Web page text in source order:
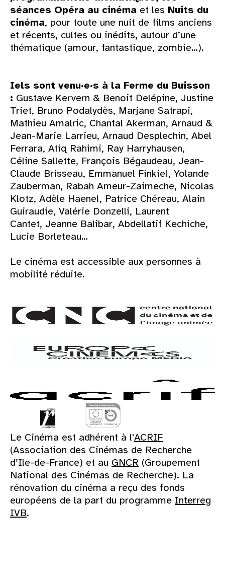
séances Opéra au cinéma et les Nuits du
cinéma, pour toute une nuit de films anciens
et récents, cultes ou inédits, autour d’une
thématique (amour, fantastique, zombie…).
Iels sont venu·e·s à la Ferme du Buisson
: Gustave Kervern & Benoit Delépine, Justine
Triet, Bruno Podalydès, Marjane Satrapi,
Mathieu Amalric, Chantal Akerman, Arnaud &
Jean-Marie Larrieu, Arnaud Desplechin, Abel
Ferrara, Atiq Rahimi, Ray Harryhausen,
Céline Sallette, François Bégaudeau, Jean-
Claude Brisseau, Emmanuel Finkiel, Yolande
Zauberman, Rabah Ameur-Zaimeche, Nicolas
Klotz, Adèle Haenel, Patrice Chéreau, Alain
Guiraudie, Valérie Donzelli, Laurent
Cantet, Jeanne Balibar, Abdellatif Kechiche,
Lucie Borleteau…
Le cinéma est accessible aux personnes à
mobilité réduite.
Le Cinéma est adhérent à l'ACRIF
(Association des Cinémas de Recherche
d’Ile-de-France) et au GNCR (Groupement
National des Cinémas de Recherche). La
rénovation du cinéma a reçu des fonds
européens de la part du programme Interreg
IVB.